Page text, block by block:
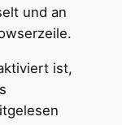
und an
ist,